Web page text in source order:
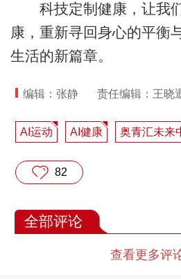
科技定制健康，让我
康，重新寻回身心的平衡
生活的新篇章。
编辑：张静 责任编辑：王晓
AI运动 AI健康 奥青汇未来
82
全部评论
查看更多评